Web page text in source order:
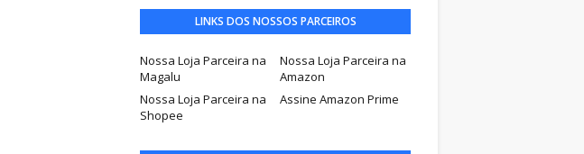
LINKS DOS NOSSOS PARCEIROS
Nossa Loja Parceira na
Magalu
Nossa Loja Parceira na
Amazon
Nossa Loja Parceira na
Shopee
Assine Amazon Prime